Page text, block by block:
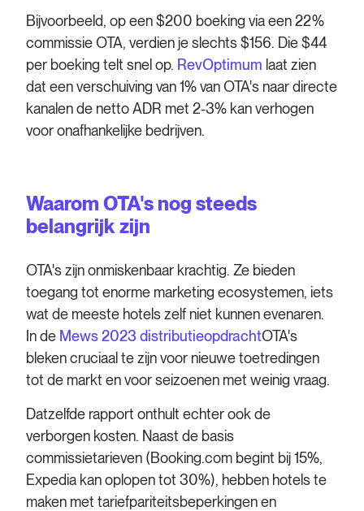
Bijvoorbeeld, op een $200 boeking via een 22%
commissie OTA, verdien je slechts $156. Die $44
per boeking telt snel op. RevOptimum laat zien
dat een verschuiving van 1% van OTA's naar directe
kanalen de netto ADR met 2-3% kan verhogen
voor onafhankelijke bedrijven.
Waarom OTA's nog steeds
belangrijk zijn
OTA's zijn onmiskenbaar krachtig. Ze bieden
toegang tot enorme marketing ecosystemen, iets
wat de meeste hotels zelf niet kunnen evenaren.
In de Mews 2023 distributieopdrachtOTA's
bleken cruciaal te zijn voor nieuwe toetredingen
tot de markt en voor seizoenen met weinig vraag.
Datzelfde rapport onthult echter ook de
verborgen kosten. Naast de basis
commissietarieven (Booking.com begint bij 15%,
Expedia kan oplopen tot 30%), hebben hotels te
maken met tariefpariteitsbeperkingen en